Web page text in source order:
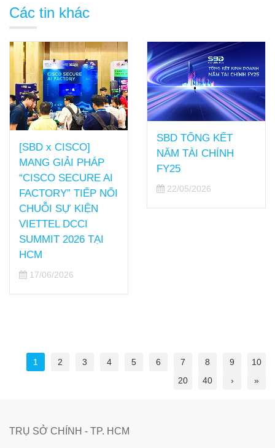
Các tin khác
[SBD x CISCO]
MANG GIẢI PHÁP
“CISCO SECURE AI
FACTORY” TIẾP NỐI
CHUỖI SỰ KIỆN
VIETTEL DCCI
SUMMIT 2026 TẠI
HCM
17/06/2026
SBD TỔNG KẾT
NĂM TÀI CHÍNH
FY25
22/05/2026
1 2 3 4 5 6 7 8 9
10
20
40 › »
TRỤ SỞ CHÍNH - TP. HCM